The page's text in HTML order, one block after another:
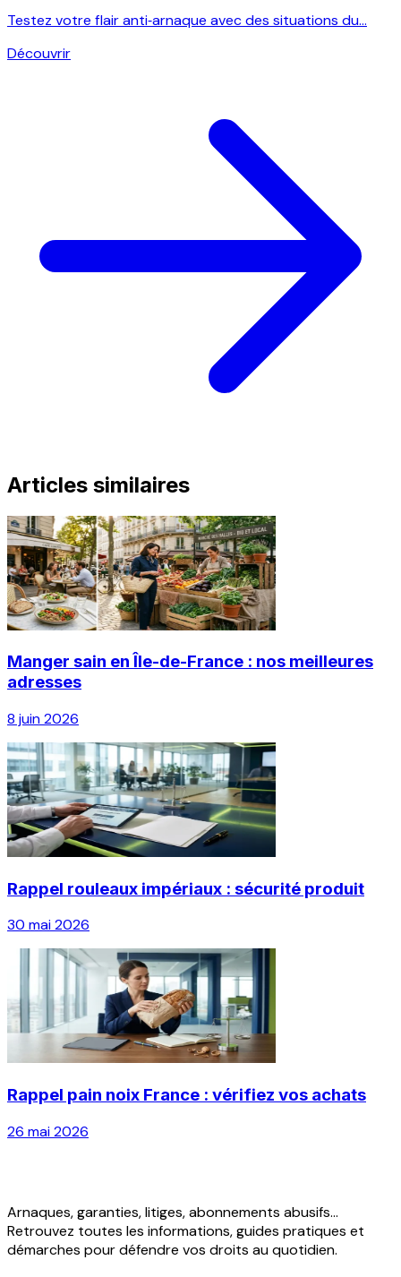
Testez votre flair anti‑arnaque avec des situations du...
Découvrir
Articles similaires
Manger sain en Île-de-France : nos meilleures
adresses
8 juin 2026
Rappel rouleaux impériaux : sécurité produit
30 mai 2026
Rappel pain noix France : vérifiez vos achats
26 mai 2026
Arnaques, garanties, litiges, abonnements abusifs...
Retrouvez toutes les informations, guides pratiques et
démarches pour défendre vos droits au quotidien.